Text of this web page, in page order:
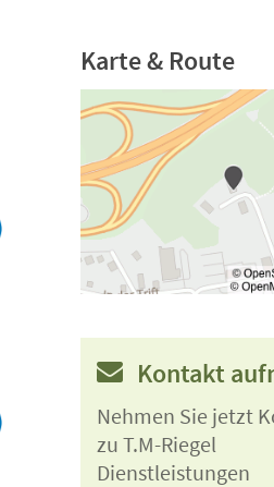
Karte & Route
Kontakt
Nehmen Sie jetzt
zu T.M-Riegel
Dienstleistungen